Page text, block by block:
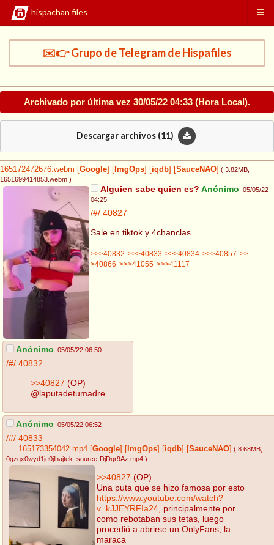
hispachan files
✉️👉 Grupo de Telegram de Hispafiles
Archivado por última vez 30/05/22 04:33 (Hora Local).
Descargar archivos (11)
165172472676.webm Google ImgOps iqdb SauceNAO ( 3.82MB
1651699414853.webm )
Alguien sabe quien es? Anónimo 05/05/22
04:25
/#/ 40827
Sale en tiktok y 4chanclas
>>>40832 >>>40833 >>>40834 >>>40857 >>
>40866 >>>41055 >>>41117
Anónimo 05/05/22 06:50
/#/ 40832
>>40827 (OP)
@laputadetumadre
Anónimo 05/05/22 06:52
/#/ 40833
165173354042.mp4 [Google] [ ImgOps] [iqdb] [SauceNAO] ( 8.68MB
0gzqx0wyd1je0jlhajtek_source-DjDqr9Az.mp4 )
>>40827 (OP)
Una puta que se hizo famosa por esto
https://www.youtube.com/watch?
v=kJJEYRFIa24, principalmente por
como rebotaban sus tetas, luego
procedió a abrirse un OnlyFans, la
maraca